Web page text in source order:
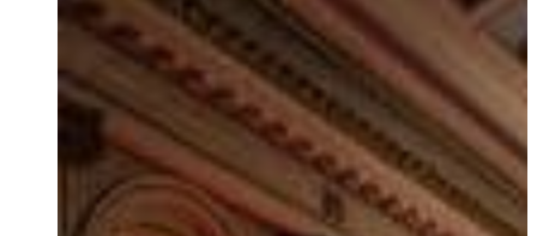
Danish
German
Greek
Spanish
Estonian
French